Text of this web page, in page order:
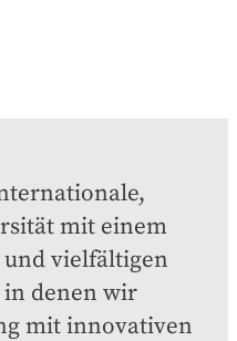
mit einem
vielfältigen
in denen wir
mit innovativen